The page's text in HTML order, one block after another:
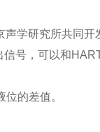
学研究所共同开
号，可以和
的差值。